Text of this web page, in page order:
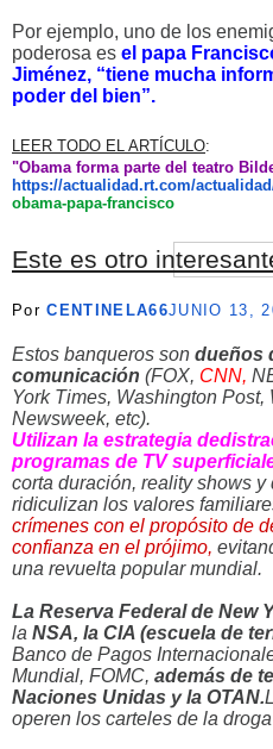
Por ejemplo, uno de los
poderosa es el papa
Jiménez, “tiene mucha
poder del bien”.
LEER TODO EL ARTÍCULO:
"Obama forma parte del teatro
https://actualidad.rt.com/actu
obama-papa-francisco
Este es otro
PorCENTINELA66JUNIO 13,
Estos banqueros son dueños
comunicación (FOX, CNN,
York Times, Washington Post,
Newsweek, etc).
Utilizan la estrategia
programas de TV
corta duración, reality shows
ridiculizan los valores
crímenes con el propósito de
confianza en el prójimo,
una revuelta popular mundial.
La Reserva Federal de New
la NSA, la CIA (escuela de
Banco de Pagos
Mundial, FOMC, además de
Naciones Unidas y la OTAN.
operen los carteles de la